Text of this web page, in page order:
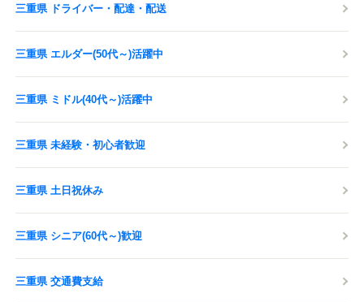
三重県 ドライバー・配達・配送
三重県 エルダー(50代～)活躍中
三重県 ミドル(40代～)活躍中
三重県 未経験・初心者歓迎
三重県 土日祝休み
三重県 シニア(60代～)歓迎
三重県 交通費支給